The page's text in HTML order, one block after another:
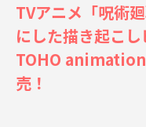
TVアニメ「呪術
にした描き起こし
TOHO animation
売！